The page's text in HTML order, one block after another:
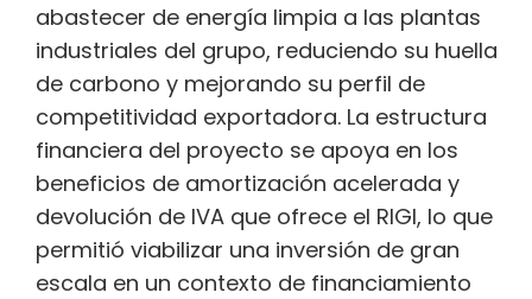
abastecer de energía limpia a las plantas
industriales del grupo, reduciendo su huella
de carbono y mejorando su perfil de
competitividad exportadora. La estructura
financiera del proyecto se apoya en los
beneficios de amortización acelerada y
devolución de IVA que ofrece el RIGI, lo que
permitió viabilizar una inversión de gran
escala en un contexto de financiamiento